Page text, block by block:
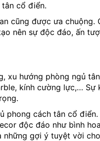
cổ điển.
cũng được ưa chuộng.
nên sự độc đáo, ấn
xu hướng phòng ngủ
kính cường lực,… Sự
phong cách tân cổ
độc đáo như bình
gợi ý tuyệt vời